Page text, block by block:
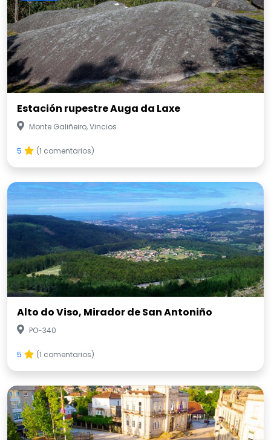
Estación rupestre Auga da Laxe
Monte Galiñeiro, Vincios
5 (1 comentarios)
Alto do Viso, Mirador de San Antoniño
PO-340
5 (1 comentarios)